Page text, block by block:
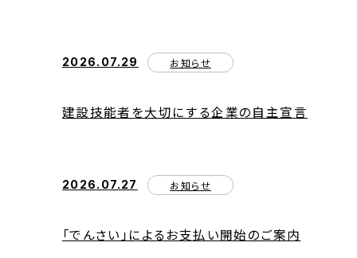
2026.07.29 お知らせ
建設技能者を大切にする企業の自主宣言
2026.07.27 お知らせ
「でんさい」によるお支払い開始のご案内